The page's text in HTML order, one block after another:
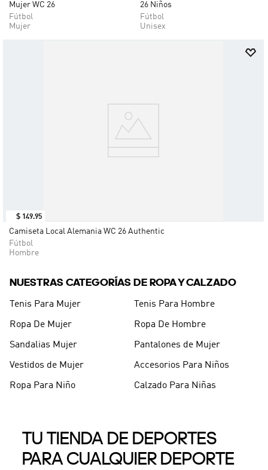
Mujer WC 26
Fútbol
Mujer
26 Niños
Fútbol
Unisex
$ 149.95
Camiseta Local Alemania WC 26 Authentic
Fútbol
Hombre
NUESTRAS CATEGORÍAS DE ROPA Y CALZADO
Tenis Para Mujer Tenis Para Hombre
Ropa De Mujer Ropa De Hombre
Sandalias Mujer Pantalones de Mujer
Vestidos de Mujer Accesorios Para Niños
Ropa Para Niño Calzado Para Niñas
TU TIENDA DE DEPORTES
PARA CUALQUIER DEPORTE